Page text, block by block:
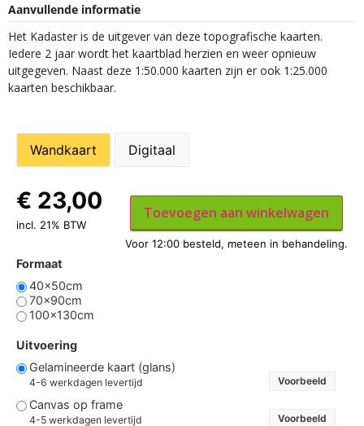
Aanvullende informatie
Het Kadaster is de uitgever van deze topografische kaarten.
Iedere 2 jaar wordt het kaartblad herzien en weer opnieuw
uitgegeven. Naast deze 1:50.000 kaarten zijn er ook 1:25.000
kaarten beschikbaar.
Wandkaart Digitaal
Formaat
40x50cm
70x90cm
100x130cm
Uitvoering
Gelamineerde kaart (glans)
4-6 werkdagen levertijd Voorbeeld
Canvas op frame
4-5 werkdagen levertijd Voorbeeld
€ 23,00
incl. 21% BTW
Toevoegen aan winkelwagen